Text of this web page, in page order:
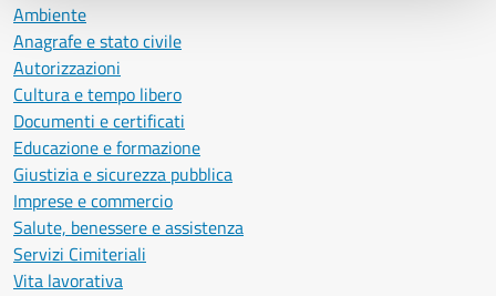
Ambiente
Anagrafe e stato civile
Autorizzazioni
Cultura e tempo libero
Documenti e certificati
Educazione e formazione
Giustizia e sicurezza pubblica
Imprese e commercio
Salute, benessere e assistenza
Servizi Cimiteriali
Vita lavorativa